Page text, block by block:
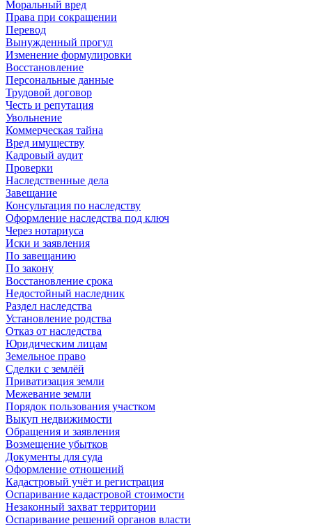
Моральный вред
Права при сокращении
Перевод
Вынужденный прогул
Изменение формулировки
Восстановление
Персональные данные
Трудовой договор
Честь и репутация
Увольнение
Коммерческая тайна
Вред имуществу
Кадровый аудит
Проверки
Наследственные дела
Завещание
Консультация по наследству
Оформление наследства под ключ
Через нотариуса
Иски и заявления
По завещанию
По закону
Восстановление срока
Недостойный наследник
Раздел наследства
Установление родства
Отказ от наследства
Юридическим лицам
Земельное право
Сделки с землёй
Приватизация земли
Межевание земли
Порядок пользования участком
Выкуп недвижимости
Обращения и заявления
Возмещение убытков
Документы для суда
Оформление отношений
Кадастровый учёт и регистрация
Оспаривание кадастровой стоимости
Незаконный захват территории
Оспаривание решений органов власти